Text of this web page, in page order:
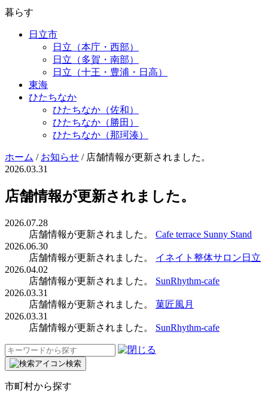
暮らす
日立市
日立（本庁・西部）
日立（多賀・南部）
日立（十王・豊浦・日高）
東海
ひたちなか
ひたちなか（佐和）
ひたちなか（勝田）
ひたちなか（那珂湊）
ホーム / お知らせ / 店舗情報が更新されました。
2026.03.31
店舗情報が更新されました。
2026.07.28
店舗情報が更新されました。
Cafe terrace Sunny Stand
2026.06.30
店舗情報が更新されました。
イネイト整体サロン日立
2026.04.02
店舗情報が更新されました。
SunRhythm-cafe
2026.03.31
店舗情報が更新されました。
菓匠風月
2026.03.31
店舗情報が更新されました。
SunRhythm-cafe
検
索:
検索
市町村から探す